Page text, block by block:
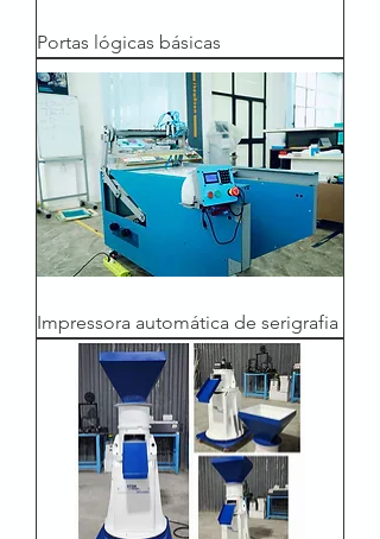
Portas lógicas básicas
Impressora automática de serigrafia